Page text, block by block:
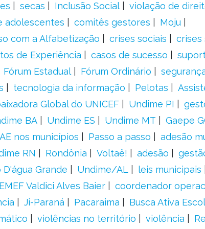
secas Inclusão Social
violação de
adolescentes
comitês gestores
Moju
com a Alfabetização
crises sociais crises
de Experiência casos de sucesso
Fórum Estadual Fórum Ordinário
tecnologia da informação Pelotas
Global do UNICEF Undime PI
BA Undime ES Undime MT Gaepe
nos municípios Passo a passo adesão
RN Rondônia Voltaê! adesão
D'água Grande Undime/AL leis municipais
EMEF Valdici Alves Baier coordenador
Ji-Paraná Pacaraima Busca Ativa
violências no território violência